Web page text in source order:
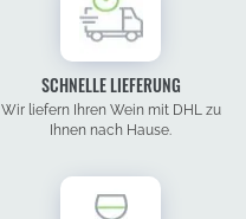
SCHNELLE LIEFERUNG
Wir liefern Ihren Wein mit DHL zu
Ihnen nach Hause.